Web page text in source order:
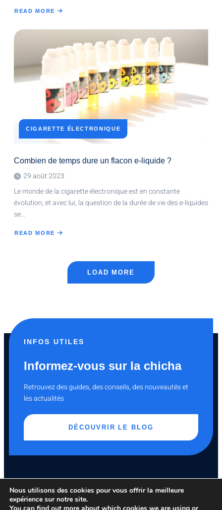
READ MORE
ABOUT
FASCINANT
DE
DÉFONCE
CIGARETTE ÉLECTRONIQUE
Combien de temps dure un flacon e-liquide ?
29 août 2023
Le monde de la cigarette électronique est en constante
évolution, et avec lui, la question de la durée de vie des e-liquides
se…
READ MORE
ABOUT
LOAD MORE
INFOS UTILES
Informez-vous sur la chicha
Retrouvez des guides, des conseils, des nouveautés et
les actualités
DÉCOUVRIR LE BLOG
Nous utilisons des cookies pour vous offrir la meilleure
expérience sur notre site.